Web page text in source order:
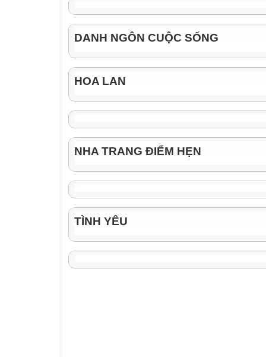
DANH NGÔN CUỘC SỐNG
HOA LAN
NHA TRANG ĐIỂM HẸN
TÌNH YÊU